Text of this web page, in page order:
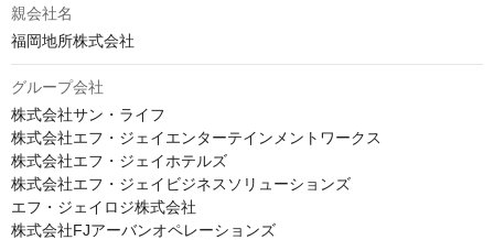
親会社名
福岡地所株式会社
グループ会社
株式会社サン・ライフ
株式会社エフ・ジェイエンターテインメントワークス
株式会社エフ・ジェイホテルズ
株式会社エフ・ジェイビジネスソリューションズ
エフ・ジェイロジ株式会社
株式会社FJアーバンオペレーションズ